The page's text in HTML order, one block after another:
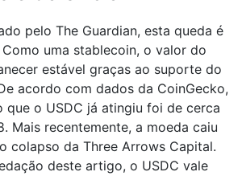
pelo The Guardian, esta queda é
uma stablecoin, o valor do
estável graças ao suporte do
acordo com dados da CoinGecko,
que o USDC já atingiu foi de cerca
Mais recentemente, a moeda caiu
colapso da Three Arrows Capital.
deste artigo, o USDC vale